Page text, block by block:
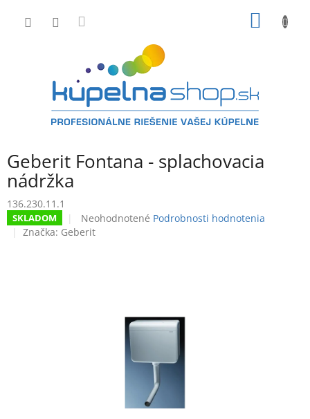
Geberit Fontana - splachovacia
nádržka
136.230.11.1
SKLADOM
Priemerné
hodnotenie
Neohodnotené Podrobnosti hodnotenia
Značka: Geberit